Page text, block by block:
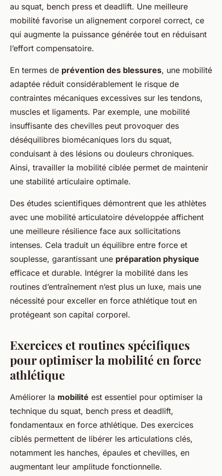
au squat, bench press et deadlift. Une meilleure
mobilité favorise un alignement corporel correct, ce
qui augmente la puissance générée tout en réduisant
l’effort compensatoire.
En termes de prévention des blessures, une mobilité
adaptée réduit considérablement le risque de
contraintes mécaniques excessives sur les tendons,
muscles et ligaments. Par exemple, une mobilité
insuffisante des chevilles peut provoquer des
déséquilibres biomécaniques lors du squat,
conduisant à des lésions ou douleurs chroniques.
Ainsi, travailler la mobilité ciblée permet de maintenir
une stabilité articulaire optimale.
Des études scientifiques démontrent que les athlètes
avec une mobilité articulatoire développée affichent
une meilleure résilience face aux sollicitations
intenses. Cela traduit un équilibre entre force et
souplesse, garantissant une préparation physique
efficace et durable. Intégrer la mobilité dans les
routines d’entraînement n’est plus un luxe, mais une
nécessité pour exceller en force athlétique tout en
protégeant son capital corporel.
Exercices et routines spécifiques
pour optimiser la mobilité en force
athlétique
Améliorer la mobilité est essentiel pour optimiser la
technique du squat, bench press et deadlift,
fondamentaux en force athlétique. Des exercices
ciblés permettent de libérer les articulations clés,
notamment les hanches, épaules et chevilles, en
augmentant leur amplitude fonctionnelle.